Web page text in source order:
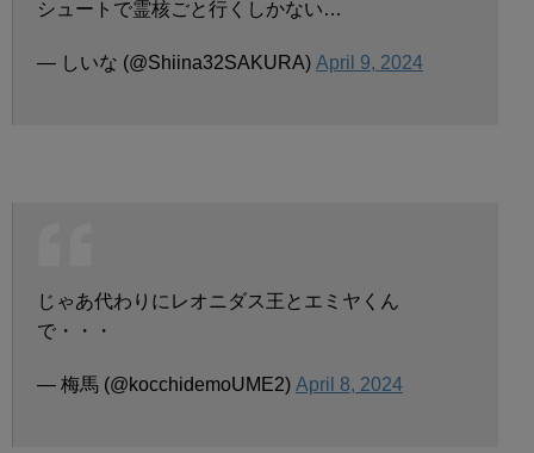
シュートで霊核ごと行くしかない…
— しいな (@Shiina32SAKURA) April 9, 2024
じゃあ代わりにレオニダス王とエミヤくん
で・・・
— 梅馬 (@kocchidemoUME2) April 8, 2024